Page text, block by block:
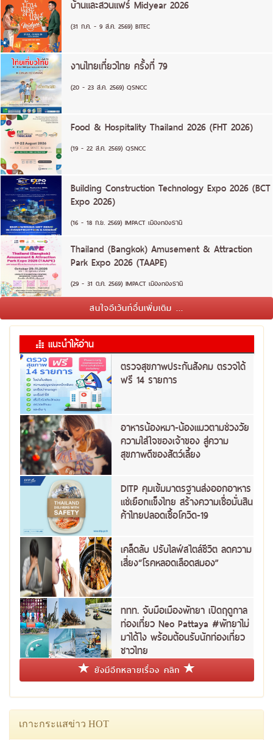
บ้านและสวนแฟร์ Midyear 2026
(31 ก.ค. - 9 ส.ค. 2569) BITEC
งานไทยเที่ยวไทย ครั้งที่ 79
(20 - 23 ส.ค. 2569) QSNCC
Food & Hospitality Thailand 2026 (FHT 2026)
(19 - 22 ส.ค. 2569) QSNCC
Building Construction Technology Expo 2026 (BCT
Expo 2026)
(16 - 18 ก.ย. 2569) IMPACT เมืองทองธานี
Thailand (Bangkok) Amusement & Attraction
Park Expo 2026 (TAAPE)
(29 - 31 ต.ค. 2569) IMPACT เมืองทองธานี
สนใจอีเว้นท์อื่นเพิ่มเติม ...
แนะนำให้อ่าน
ตรวจสุขภาพประกันสังคม ตรวจได้
ฟรี 14 รายการ
อาหารน้องหมา-น้องแมวตามช่วงวัย
ความใส่ใจของเจ้าของ สู่ความ
สุขภาพดีของสัตว์เลี้ยง
DITP คุมเข้มมาตรฐานส่งออกอาหาร
แช่เยือกแข็งไทย สร้างความเชื่อมั่นสิน
ค้าไทยปลอดเชื้อโควิด-19
เคล็ดลับ ปรับไลฟ์สไตล์ชีวิต ลดความ
เสี่ยง“โรคหลอดเลือดสมอง”
ททท. จับมือเมืองพัทยา เปิดฤดูกาล
ท่องเที่ยว Neo Pattaya #พัทยาไม่
มาได้ไง พร้อมต้อนรับนักท่องเที่ยว
ชาวไทย
ยังมีอีกหลายเรื่อง คลิก
เกาะกระแสข่าว HOT